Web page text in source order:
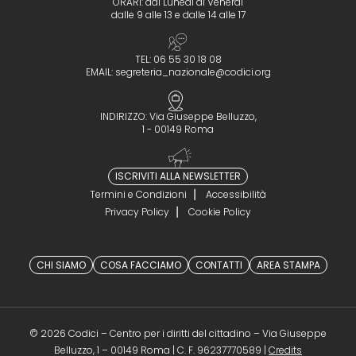
dalle 9 alle 13 e dalle 14 alle 17
TEL: 06 55 30 18 08
EMAIL: segreteria_nazionale@codici.org
INDIRIZZO: Via Giuseppe Belluzzo,
1 - 00149 Roma
ISCRIVITI ALLA NEWSLETTER
Termini e Condizioni
Accessibilità
Privacy Policy
Cookie Policy
CHI SIAMO COSA FACCIAMO CONTATTI AREA STAMPA
© 2026 Codici – Centro per i diritti del cittadino – Via Giuseppe
Belluzzo, 1 – 00149 Roma | C. F. 96237770589 | Credits